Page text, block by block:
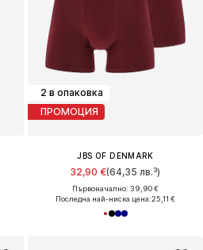
2 в опаковка
ПРОМОЦИЯ
JBS OF DENMARK
32,90 €(64,35 лв.³)
Първоначално: 39,90 €
Последна най-ниска цена:25,11 €